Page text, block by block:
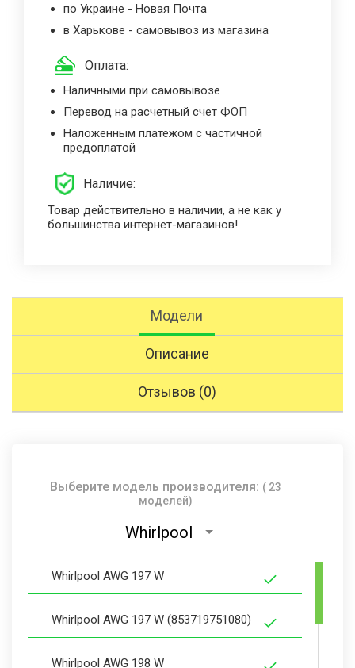
по Украине - Новая Почта
в Харькове - самовывоз из магазина
Оплата:
Наличными при самовывозе
Перевод на расчетный счет ФОП
Наложенным платежом с частичной
предоплатой
Наличие:
Товар действительно в наличии, а не как у
большинства интернет-магазинов!
Модели
Описание
Отзывов (0)
Выберите модель производителя: ( 23
моделей)
Whirlpool
Whirlpool AWG 197 W
Whirlpool AWG 197 W (853719751080)
Whirlpool AWG 198 W